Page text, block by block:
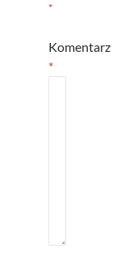
*
Komentarz
*